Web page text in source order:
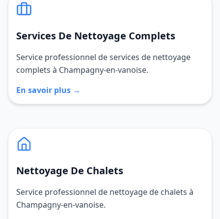
Services De Nettoyage Complets
Service professionnel de services de nettoyage
complets à Champagny-en-vanoise.
En savoir plus →
Nettoyage De Chalets
Service professionnel de nettoyage de chalets à
Champagny-en-vanoise.